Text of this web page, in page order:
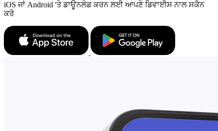
iOS ਜਾਂ Android 'ਤੇ ਡਾਊਨਲੋਡ ਕਰਨ ਲਈ ਆਪਣੇ ਡਿਵਾਈਸ ਨਾਲ ਸਕੈਨ
ਕਰੋ